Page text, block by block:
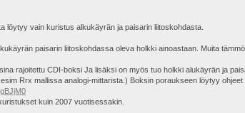
löytyy vain kuristus alkukäyrän ja paisarin liitoskohdasta.
paisarin liitoskohdassa oleva holkki ainoastaan. Muita
rajoitettu CDI-boksi Ja lisäksi on myös tuo holkki alukäyrän ja
Rrx mallissa analogi-mittarista.) Boksin poraukseen löytyy ohjeet
kuin 2007 vuotisessakin.